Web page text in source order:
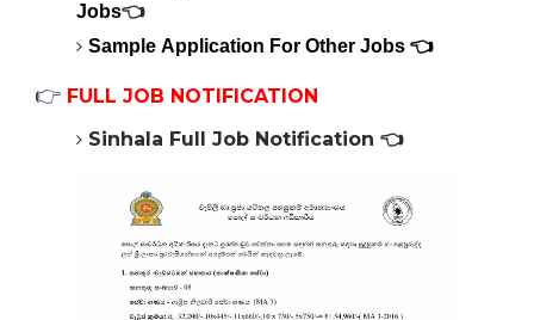
Jobs👈
Sample Application For Other Jobs 👈
👉 FULL JOB NOTIFICATION
Sinhala Full Job Notification 👈